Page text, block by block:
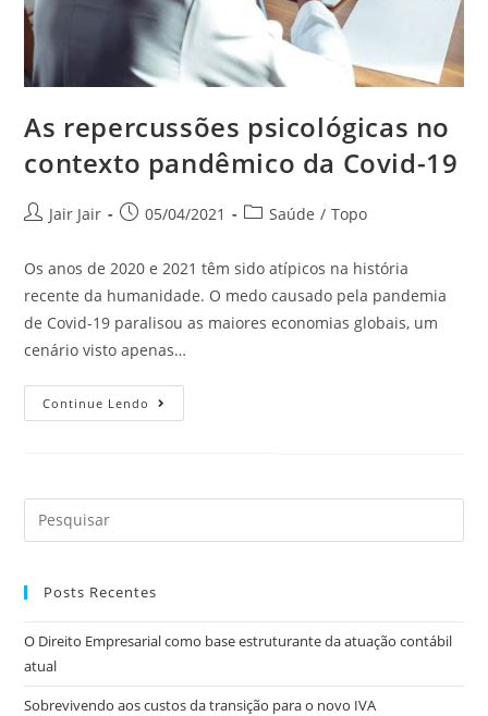
As repercussões psicológicas no
contexto pandêmico da Covid-19
Jair Jair 05/04/2021 Saúde / Topo
Os anos de 2020 e 2021 têm sido atípicos na história
recente da humanidade. O medo causado pela pandemia
de Covid-19 paralisou as maiores economias globais, um
cenário visto apenas…
Continue Lendo
Posts Recentes
O Direito Empresarial como base estruturante da atuação contábil
atual
Sobrevivendo aos custos da transição para o novo IVA